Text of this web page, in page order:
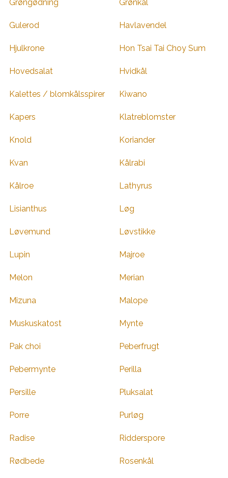
Grøngødning Grønkål
Gulerod Havlavendel
Hjulkrone Hon Tsai Tai Choy Sum
Hovedsalat Hvidkål
Kalettes / blomkålsspirer Kiwano
Kapers Klatreblomster
Knold Koriander
Kvan Kålrabi
Kålroe Lathyrus
Lisianthus Løg
Løvemund Løvstikke
Lupin Majroe
Melon Merian
Mizuna Malope
Muskuskatost Mynte
Pak choi Peberfrugt
Pebermynte Perilla
Persille Pluksalat
Porre Purløg
Radise Ridderspore
Rødbede Rosenkål